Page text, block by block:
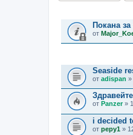
Покана
от
Seaside
от adispan »
от Panzer»
i decided
от pepy1 »